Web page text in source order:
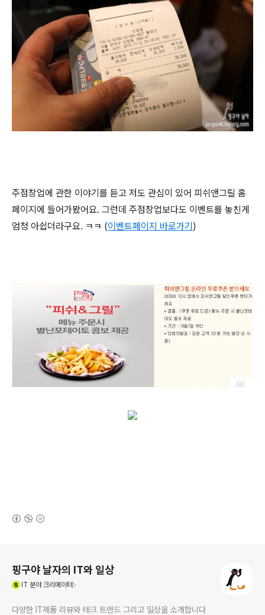
주점창업에 관한 이야기를 듣고 저도 관심이 있어 피쉬앤그릴 홈
페이지에 들어가봤어요. 그런데 주점창업보다도 이벤트를 놓친게
엄청 아쉽더라구요. ㅋㅋ (이벤트페이지 바로가기 )
핑구야 날자의 IT와 일상
IT 분야 크리에이터
다양한 IT제품 리뷰와 테크 트렌드 그리고 일상을 소개합니다